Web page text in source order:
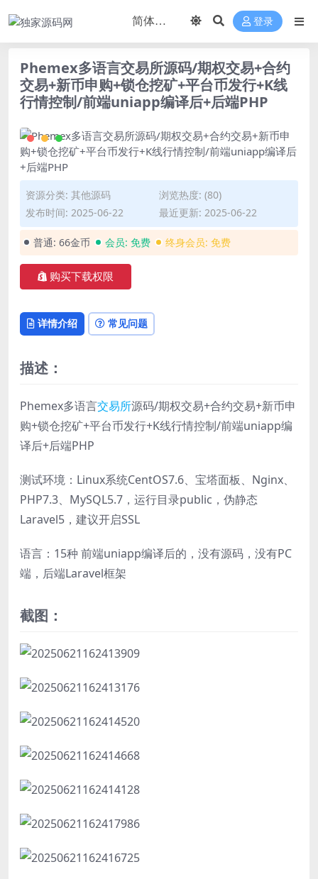
登录
Phemex多语言交易所源码/期权交易+合约
交易+新币申购+锁仓挖矿+平台币发行+K线
行情控制/前端uniapp编译后+后端PHP
资源分类: 其他源码
浏览热度: (80)
发布时间: 2025-06-22
最近更新: 2025-06-22
普通: 66金币 会员: 免费 终身会员: 免费
购买下载权限
详情介绍 常见问题
描述：
Phemex多语言交易所源码/期权交易+合约交易+新币申
购+锁仓挖矿+平台币发行+K线行情控制/前端uniapp编
译后+后端PHP
测试环境：Linux系统CentOS7.6、宝塔面板、Nginx、
PHP7.3、MySQL5.7，运行目录public，伪静态
Laravel5，建议开启SSL
语言：15种 前端uniapp编译后的，没有源码，没有PC
端，后端Laravel框架
截图：